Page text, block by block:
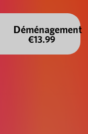
Déménagement
€13.99